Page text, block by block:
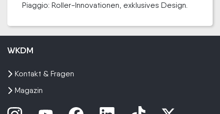
Piaggio: Roller-Innovationen, exklusives Design.
WKDM
Kontakt & Fragen
Magazin